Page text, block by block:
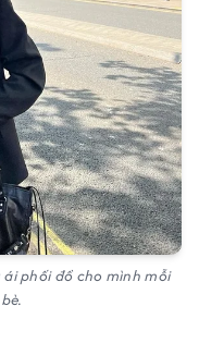
phối đồ cho mình mỗi